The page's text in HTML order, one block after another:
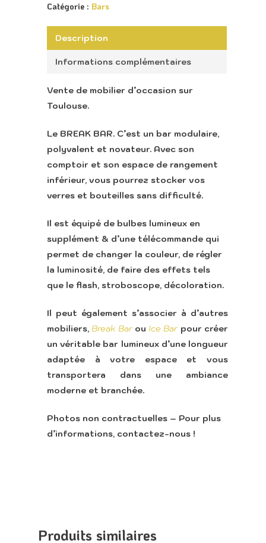
Catégorie : Bars
Description
Informations complémentaires
Vente de mobilier d’occasion sur
Toulouse.
Le BREAK BAR. C’est un bar modulaire,
polyvalent et novateur. Avec son
comptoir et son espace de rangement
inférieur, vous pourrez stocker vos
verres et bouteilles sans difficulté.
Il est équipé de bulbes lumineux en
supplément & d’une télécommande qui
permet de changer la couleur, de régler
la luminosité, de faire des effets tels
que le flash, stroboscope, décoloration.
Il peut également s’associer à d’autres
mobiliers,Break Barou Ice Bar pour créer
un véritable bar lumineux d’une longueur
adaptée à votre espace et vous
transportera dans une ambiance
moderne et branchée.
Photos non contractuelles – Pour plus
d’informations, contactez-nous !
Produits similaires
Accueil
Retour vers le site
Lounge
Appeler